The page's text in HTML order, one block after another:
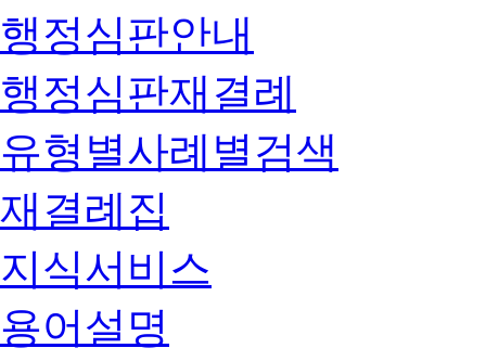
행정심판안내
행정심판재결례
유형별사례별검색
재결례집
지식서비스
용어설명